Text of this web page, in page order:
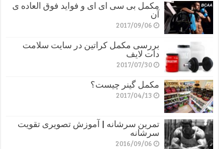
مکمل بی سی ای ای و فواید فوق العاده ی
آن
2017/09/06
بررسی مکمل کراتین در سایت سلامت
دات لایف
2017/07/30
مکمل گینر چیست؟
2017/04/13
تمرین سرشانه | آموزش تصویری تقویت
سرشانه
2016/09/06